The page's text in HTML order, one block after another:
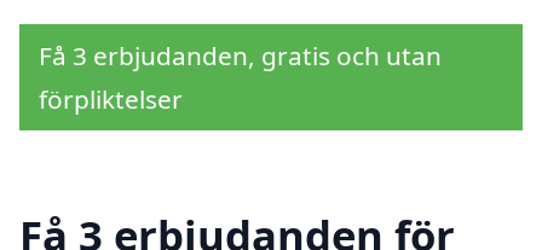
Få 3 erbjudanden, gratis och utan
förpliktelser
Få 3 erbjudanden för